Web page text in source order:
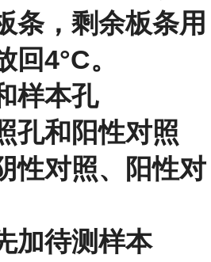
条，剩余板条用
4°C。
样本孔
孔和阳性对照
性对照、阳性对
加待测样本